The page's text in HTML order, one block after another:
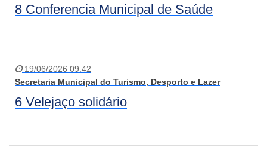
8 Conferencia Municipal de Saúde
19/06/2026 09:42
Secretaria Municipal do Turismo, Desporto e Lazer
6 Velejaço solidário